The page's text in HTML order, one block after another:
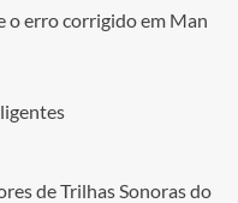
o erro corrigido em Man
de Trilhas Sonoras do